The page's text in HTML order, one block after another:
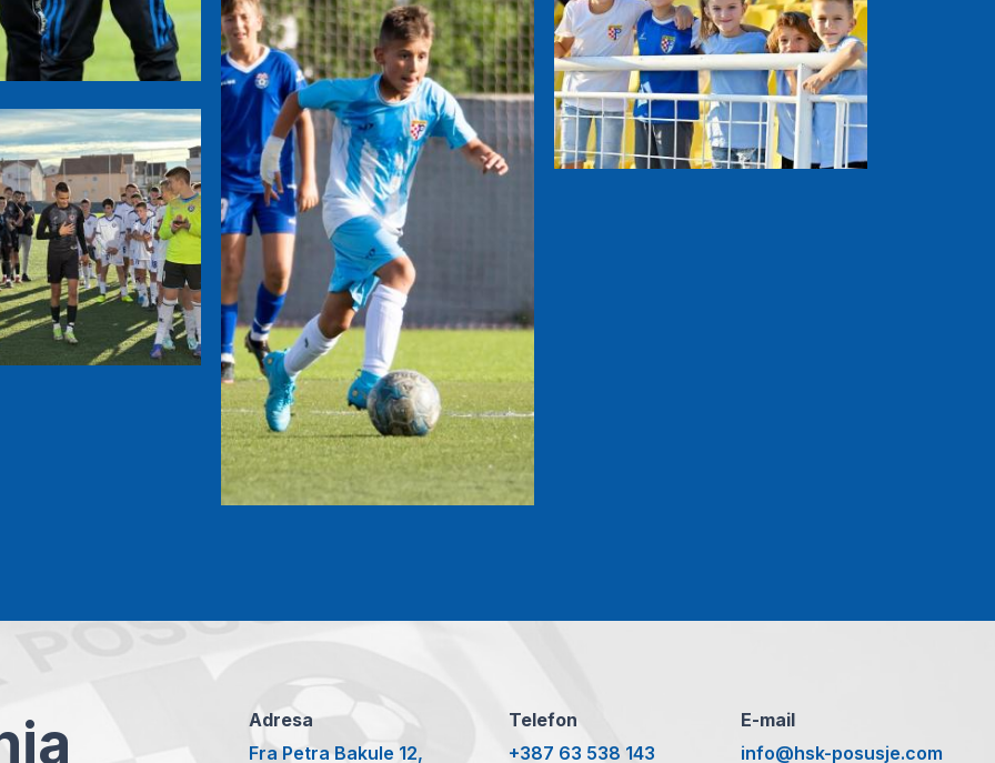
Adresa
Fra Petra Bakule 12,
Telefon
+387 63 538 143
E-mail
info@hsk-posusje.com